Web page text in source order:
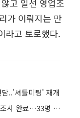
고 일선 영업조
가 이뤄지는 만
라고 토로했다.
..'셔틀미팅' 재개
금감원 “사모CB 악용 불공정거래 14건 조사 완료…33명 검찰 이첩”